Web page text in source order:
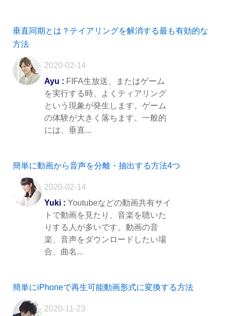
垂直同期とは？テイアリングを解消する最も有効的な
方法
2020-02-14
Ayu : FIFA生放送、またはゲーム
を実行する時、よくティアリング
という現象が発生します。ゲーム
の体験が大きく落ちます。一般的
には、垂直...
簡単に動画から音声を分離・抽出する方法4つ
2020-02-14
Yuki : Youtubeなどの動画共有サイ
トで動画を見たり、音楽を聴いた
りする人が多いです。動画の音
楽、音声をダウンロードしたい場
合、曲名...
簡単にiPhoneで再生可能動画形式に変換する方法
2020-11-23